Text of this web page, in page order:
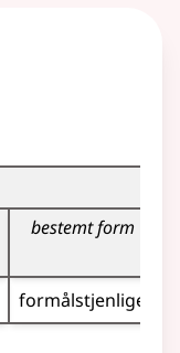
bestemt form
formålstjenlige